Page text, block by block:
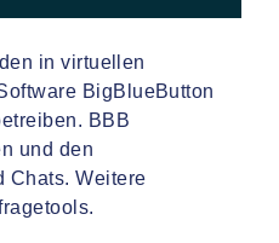
in virtuellen
BigBlueButton
BBB
und den
Chats. Weitere